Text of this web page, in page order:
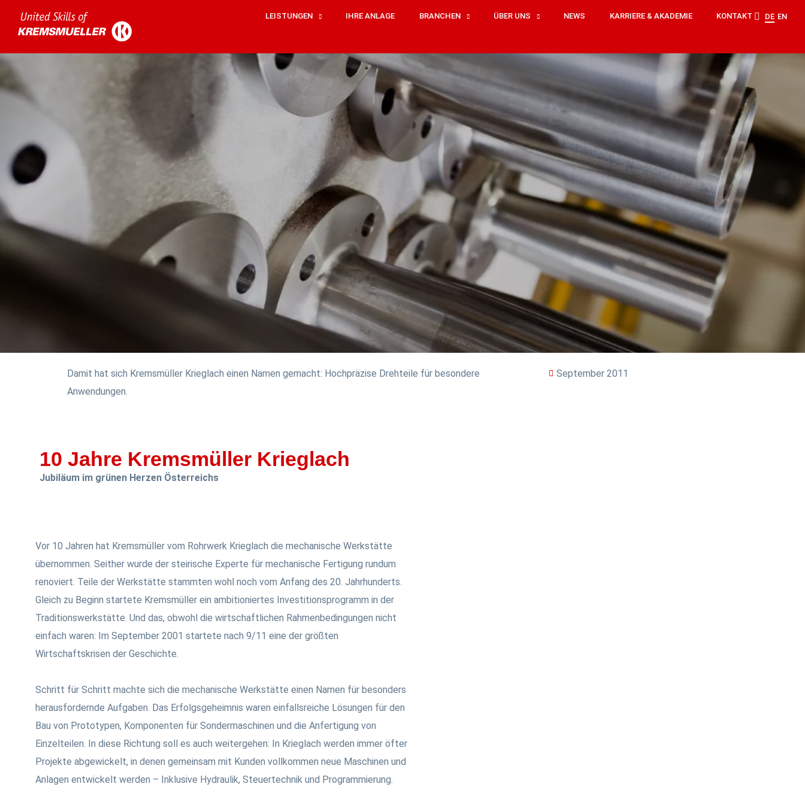
LEISTUNGEN IHRE ANLAGE BRANCHEN ÜBER UNS NEWS KARRIERE & AKADEMIE KONTAKT DE EN
Damit hat sich Kremsmüller Krieglach einen Namen gemacht: Hochpräzise Drehteile für besondere
Anwendungen.
September 2011
10 Jahre Kremsmüller Krieglach
Jubiläum im grünen Herzen Österreichs
Vor 10 Jahren hat Kremsmüller vom Rohrwerk Krieglach die mechanische Werkstätte
übernommen. Seither wurde der steirische Experte für mechanische Fertigung rundum
renoviert. Teile der Werkstätte stammten wohl noch vom Anfang des 20. Jahrhunderts.
Gleich zu Beginn startete Kremsmüller ein ambitioniertes Investitionsprogramm in der
Traditionswerkstätte. Und das, obwohl die wirtschaftlichen Rahmenbedingungen nicht
einfach waren: Im September 2001 startete nach 9/11 eine der größten
Wirtschaftskrisen der Geschichte.
Schritt für Schritt machte sich die mechanische Werkstätte einen Namen für besonders
herausfordernde Aufgaben. Das Erfolgsgeheimnis waren einfallsreiche Lösungen für den
Bau von Prototypen, Komponenten für Sondermaschinen und die Anfertigung von
Einzelteilen. In diese Richtung soll es auch weitergehen: In Krieglach werden immer öfter
Projekte abgewickelt, in denen gemeinsam mit Kunden vollkommen neue Maschinen und
Anlagen entwickelt werden – Inklusive Hydraulik, Steuertechnik und Programmierung.